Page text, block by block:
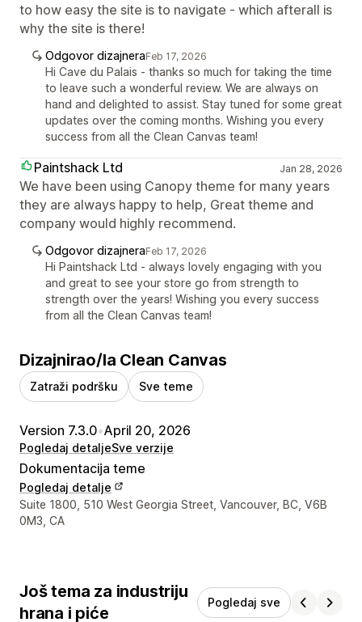
to how easy the site is to navigate - which afterall is
why the site is there!
Odgovor dizajneraFeb 17, 2026
Hi Cave du Palais - thanks so much for taking the time
to leave such a wonderful review. We are always on
hand and delighted to assist. Stay tuned for some great
updates over the coming months. Wishing you every
success from all the Clean Canvas team!
Paintshack Ltd Jan 28, 2026
We have been using Canopy theme for many years
they are always happy to help, Great theme and
company would highly recommend.
Odgovor dizajneraFeb 17, 2026
Hi Paintshack Ltd - always lovely engaging with you
and great to see your store go from strength to
strength over the years! Wishing you every success
from all the Clean Canvas team!
Dizajnirao/la Clean Canvas
Zatraži podršku Sve teme
Version 7.3.0•April 20, 2026
Pogledaj detaljeSve verzije
Dokumentacija teme
Pogledaj detalje
Podaci za kontakt dizajnera
Suite 1800, 510 West Georgia Street, Vancouver, BC, V6B
0M3, CA
Još tema za industriju
hrana i piće
Pogledaj sve